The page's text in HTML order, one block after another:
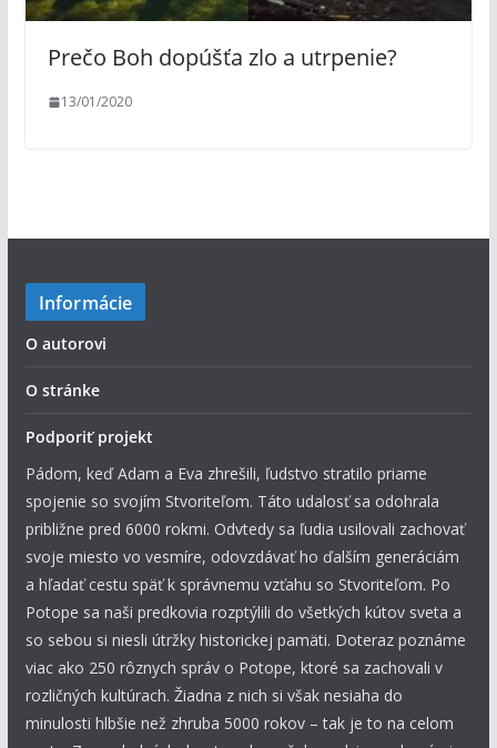
Prečo Boh dopúšťa zlo a utrpenie?
13/01/2020
Informácie
O autorovi
O stránke
Podporiť projekt
Pádom, keď Adam a Eva zhrešili, ľudstvo stratilo priame
spojenie so svojím Stvoriteľom. Táto udalosť sa odohrala
približne pred 6000 rokmi. Odvtedy sa ľudia usilovali zachovať
svoje miesto vo vesmíre, odovzdávať ho ďalším generáciám
a hľadať cestu späť k správnemu vzťahu so Stvoriteľom. Po
Potope sa naši predkovia rozptýlili do všetkých kútov sveta a
so sebou si niesli útržky historickej pamäti. Doteraz poznáme
viac ako 250 rôznych správ o Potope, ktoré sa zachovali v
rozličných kultúrach. Žiadna z nich si však nesiaha do
minulosti hlbšie než zhruba 5000 rokov – tak je to na celom